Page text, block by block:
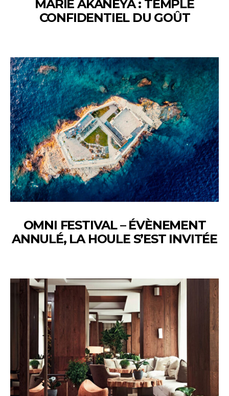
MARIE AKANEYA : TEMPLE
CONFIDENTIEL DU GOÛT
OMNI FESTIVAL – ÉVÈNEMENT
ANNULÉ, LA HOULE S’EST INVITÉE